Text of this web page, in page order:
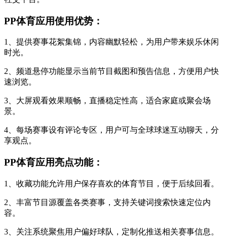
PP体育应用使用优势：
1、提供赛事花絮集锦，内容幽默轻松，为用户带来娱乐休闲
时光。
2、频道悬停功能显示当前节目截图和预告信息，方便用户快
速浏览。
3、大屏观看效果顺畅，直播稳定性高，适合家庭或聚会场
景。
4、每场赛事设有评论专区，用户可与全球球迷互动聊天，分
享观点。
PP体育应用亮点功能：
1、收藏功能允许用户保存喜欢的体育节目，便于后续回看。
2、丰富节目源覆盖各类赛事，支持关键词搜索快速定位内
容。
3、关注系统聚焦用户偏好球队，定制化推送相关赛事信息。